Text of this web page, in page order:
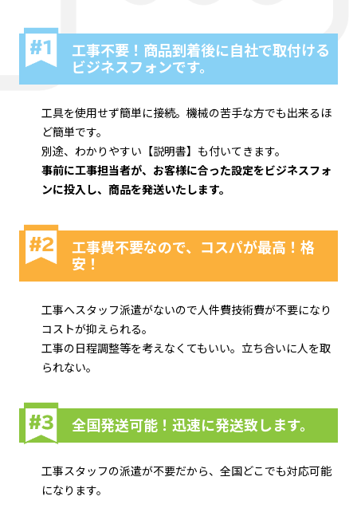
工事不要！商品到着後に自社で取付ける
ビジネスフォンです。
工具を使用せず簡単に接続。機械の苦手な方でも出来るほ
ど簡単です。
別途、わかりやすい【説明書】も付いてきます。
事前に工事担当者が、お客様に合った設定をビジネスフォ
ンに投入し、商品を発送いたします。
工事費不要なので、コスパが最高！格
安！
工事へスタッフ派遣がないので人件費技術費が不要になり
コストが抑えられる。
工事の日程調整等を考えなくてもいい。立ち合いに人を取
られない。
全国発送可能！迅速に発送致します。
工事スタッフの派遣が不要だから、全国どこでも対応可能
になります。